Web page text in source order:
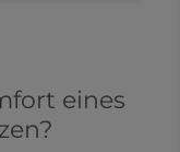
eines